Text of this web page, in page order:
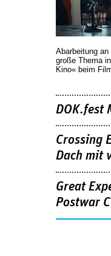
Abarbeitung
große Thema
Kino« beim
DOK.fest
Crossing
Dach mit
Great
Postwar